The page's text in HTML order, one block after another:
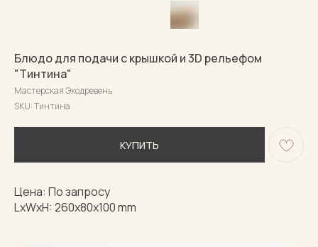
Блюдо для подачи с крышкой и 3D рельефом
"Тинтина"
Мастерская Экодревень
SKU:Тинтина
КУПИТЬ
Цена: По запросу
LxWxH: 260x80x100 mm